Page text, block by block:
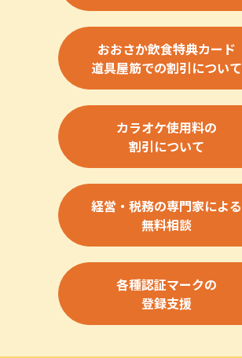
おおさか飲食特典カード
道具屋筋での割引について
カラオケ使用料の
割引について
経営・税務の専門家による
無料相談
各種認証マークの
登録支援